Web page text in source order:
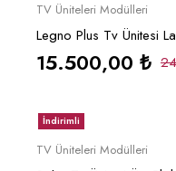
TV Üniteleri Modülleri
Legno Plus Tv Ünitesi
15.500,00 ₺
İndirimli
TV Üniteleri Modülleri